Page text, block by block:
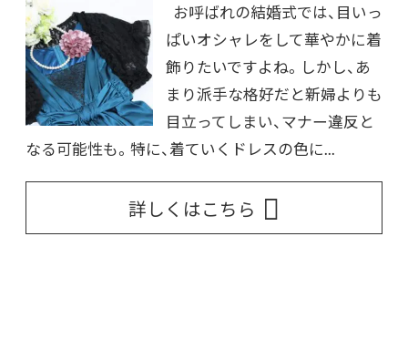
お呼ばれの結婚式では、目いっ
ぱいオシャレをして華やかに着
飾りたいですよね。しかし、あ
まり派手な格好だと新婦よりも
目立ってしまい、マナー違反と
なる可能性も。特に、着ていくドレスの色に...
詳しくはこちら